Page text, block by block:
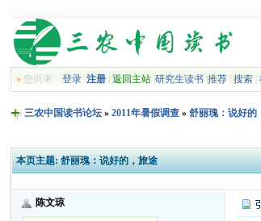
» 您尚未登录 注册 |返回主站 |研究生读书 |推荐 |搜索 |
三农中国读书论坛 »2011年暑假调查 »舒丽瑰：说好的
本页主题: 舒丽瑰：说好的，旅途
陈文琼